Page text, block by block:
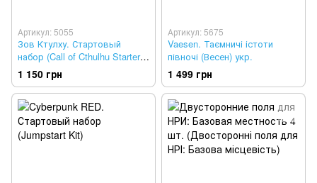
Артикул: 5055
Зов Ктулху. Стартовый
набор (Call of Cthulhu Starter
Set)
1 150 грн
Артикул: 5675
Vaesen. Таємничі істоти
півночі (Весен) укр.
1 499 грн